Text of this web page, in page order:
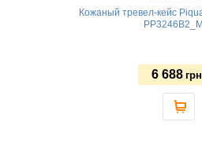
Кожаный тревел-кейс
6 688 грн